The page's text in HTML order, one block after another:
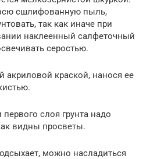
сшлифованную пыль,
так как иначе при
наклеенный салфеточный
серостью.
акриловой краской, нанося ее
слоя грунта надо
видны просветы.
можно насладиться